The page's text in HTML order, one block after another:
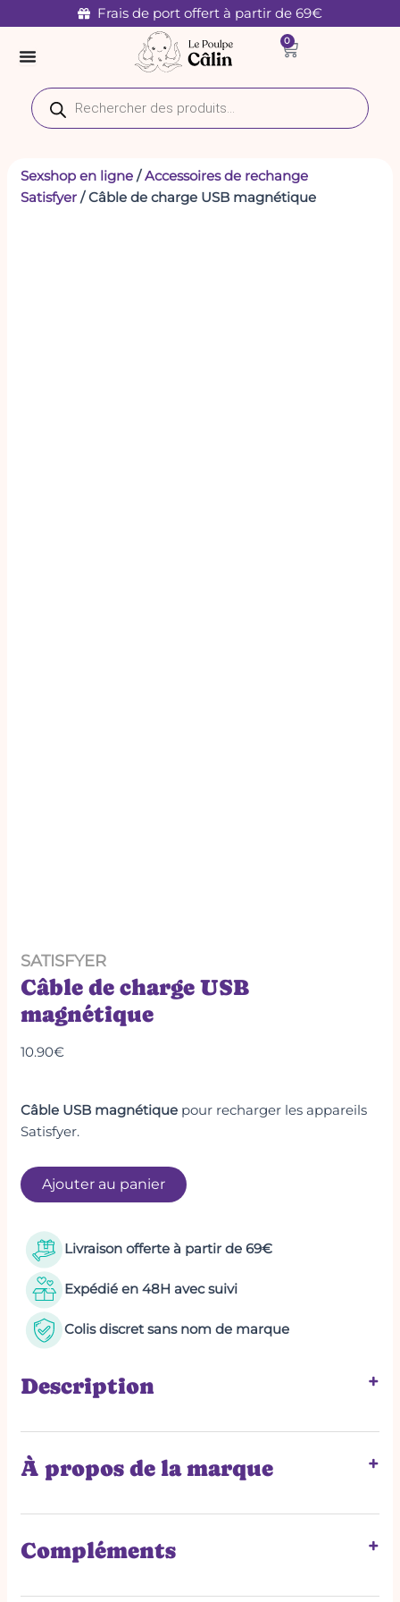
au
contenu
Frais de port offert à partir de 69€
0
Panier
Recherche
de
produits
Sexshop en ligne /Accessoires de rechange
Satisfyer / Câble de charge USB magnétique
SATISFYER
Câble de charge USB
magnétique
10.90€
Câble USB magnétique pour recharger les appareils
Satisfyer.
de
de
USB
magnétique
Ajouter au panier
Livraison offerte à partir de 69€
Expédié en 48H avec suivi
Colis discret sans nom de marque
Description +
À propos de la marque +
Compléments +